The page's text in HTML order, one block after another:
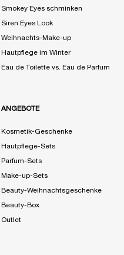
Smokey Eyes schminken
Siren Eyes Look
Weihnachts-Make-up
Hautpflege im Winter
Eau de Toilette vs. Eau de Parfum
ANGEBOTE
Kosmetik-Geschenke
Hautpflege-Sets
Parfum-Sets
Make-up-Sets
Beauty-Weihnachtsgeschenke
Beauty-Box
Outlet